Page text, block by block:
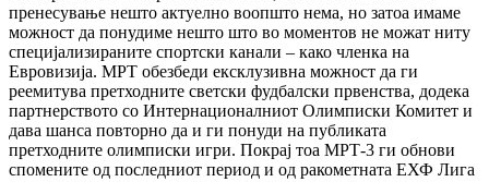
пренесување нешто актуелно воопшто нема, но затоа имаме
можност да понудиме нешто што во моментов не можат ниту
специјализираните спортски канали – како членка на
Евровизија. МРТ обезбеди ексклузивна можност да ги
реемитува претходните светски фудбалски првенства, додека
партнерството со Интернационалниот Олимписки Комитет и
дава шанса повторно да и ги понуди на публиката
претходните олимписки игри. Покрај тоа МРТ-3 ги обнови
спомените од последниот период и од ракометната ЕХФ Лига